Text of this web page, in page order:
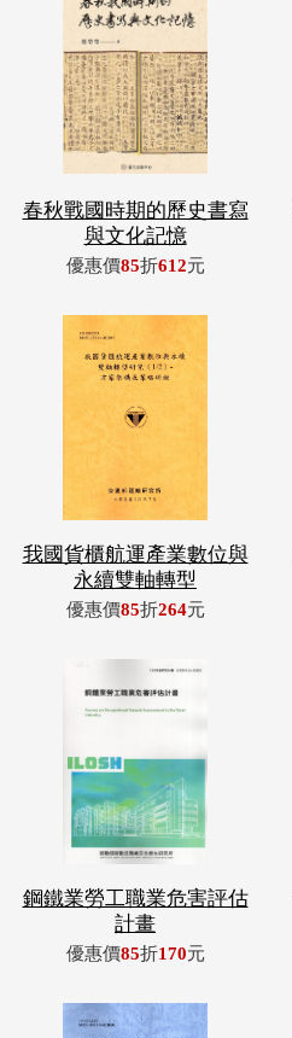
春秋戰國時期的歷史書寫
與文化記憶
優惠價85折612元
我國貨櫃航運產業數位與
永續雙軸轉型
優惠價85折264元
鋼鐵業勞工職業危害評估
計畫
優惠價85折170元